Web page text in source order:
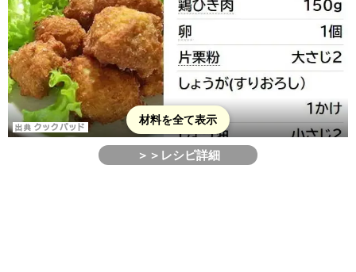
材料を全て表示
＞＞レシピ詳細